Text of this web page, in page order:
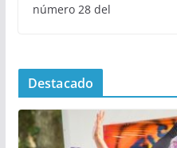
número 28 del
Destacado